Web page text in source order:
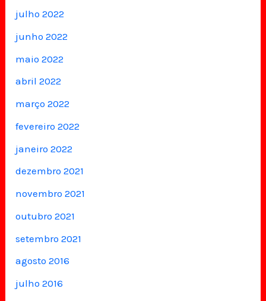
julho 2022
junho 2022
maio 2022
abril 2022
março 2022
fevereiro 2022
janeiro 2022
dezembro 2021
novembro 2021
outubro 2021
setembro 2021
agosto 2016
julho 2016